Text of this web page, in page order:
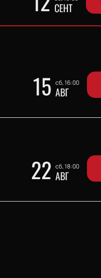
СЕНТ
15 сб, 16:00
АВГ
22 сб, 18:00
АВГ